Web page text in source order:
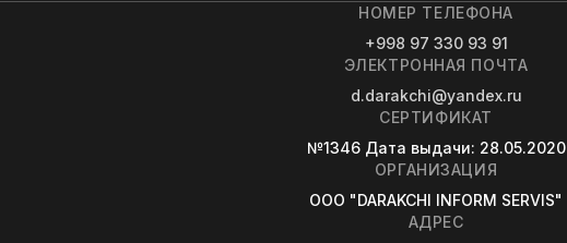
НОМЕР ТЕЛЕФОНА
+998 97 330 93 91
ЭЛЕКТРОННАЯ ПОЧТА
d.darakchi@yandex.ru
СЕРТИФИКАТ
№1346 Дата выдачи: 28.05.2020
ОРГАНИЗАЦИЯ
OOO "DARAKCHI INFORM SERVIS"
АДРЕС